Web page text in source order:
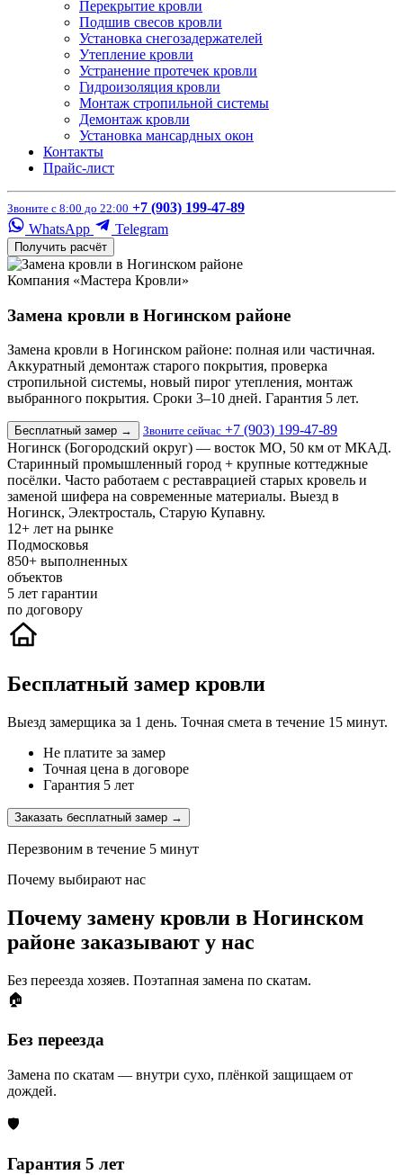
Перекрытие кровли
Подшив свесов кровли
Установка снегозадержателей
Утепление кровли
Устранение протечек кровли
Гидроизоляция кровли
Монтаж стропильной системы
Демонтаж кровли
Установка мансардных окон
Контакты
Прайс-лист
Звоните с 8:00 до 22:00 +7 (903) 199-47-89
WhatsApp
Telegram
Получить расчёт
Компания «Мастера Кровли»
Замена кровли в Ногинском районе
Замена кровли в Ногинском районе: полная или частичная.
Аккуратный демонтаж старого покрытия, проверка
стропильной системы, новый пирог утепления, монтаж
выбранного покрытия. Сроки 3–10 дней. Гарантия 5 лет.
Бесплатный замер → Звоните сейчас +7 (903) 199-47-89
Ногинск (Богородский округ) — восток МО, 50 км от МКАД.
Старинный промышленный город + крупные коттеджные
посёлки. Часто работаем с реставрацией старых кровель и
заменой шифера на современные материалы. Выезд в
Ногинск, Электросталь, Старую Купавну.
12+ лет на рынке
Подмосковья
850+ выполненных
объектов
5 лет гарантии
по договору
Бесплатный замер кровли
Выезд замерщика за 1 день. Точная смета в течение 15 минут.
Не платите за замер
Точная цена в договоре
Гарантия 5 лет
Заказать бесплатный замер →
Перезвоним в течение 5 минут
Почему выбирают нас
Почему замену кровли в Ногинском
районе заказывают у нас
Без переезда хозяев. Поэтапная замена по скатам.
🏠
Без переезда
Замена по скатам — внутри сухо, плёнкой защищаем от
дождей.
🛡️
Гарантия 5 лет